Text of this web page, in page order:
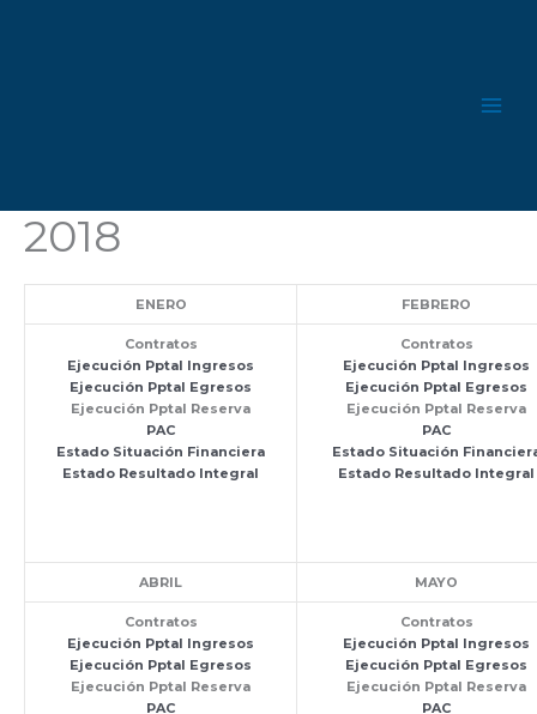
2018
ENERO FEBRERO
Contratos
Ejecución Pptal Ingresos
Ejecución Pptal Egresos
Ejecución Pptal Reserva
PAC
Estado Situación Financiera
Estado Resultado Integral
Contratos
Ejecución Pptal Ingresos
Ejecución Pptal Egresos
Ejecución Pptal Reserva
PAC
Estado Situación
Estado Resultado Integral
ABRIL MAYO
Contratos
Ejecución Pptal Ingresos
Ejecución Pptal Egresos
Ejecución Pptal Reserva
PAC
Contratos
Ejecución Pptal Ingresos
Ejecución Pptal Egresos
Ejecución Pptal Reserva
PAC